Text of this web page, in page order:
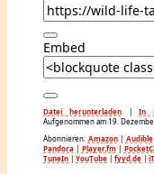
Embed
Datei herunterladen|In
Aufgenommen am 19.
Abonnieren: Amazon| Audible
Pandora | Player.fm|
TuneIn | YouTube | fyyd.de |